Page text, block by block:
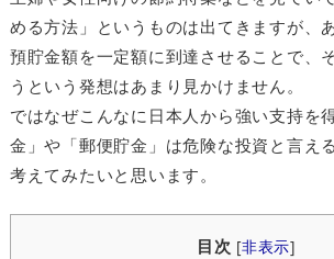
める方法」というものは出てきますが、
預貯金額を一定額に到達させることで、
うという発想はあまり見かけません。
ではなぜこんなに日本人から強い支持を
金」や「郵便貯金」は危険な投資と言え
考えてみたいと思います。
目次 [非表示]